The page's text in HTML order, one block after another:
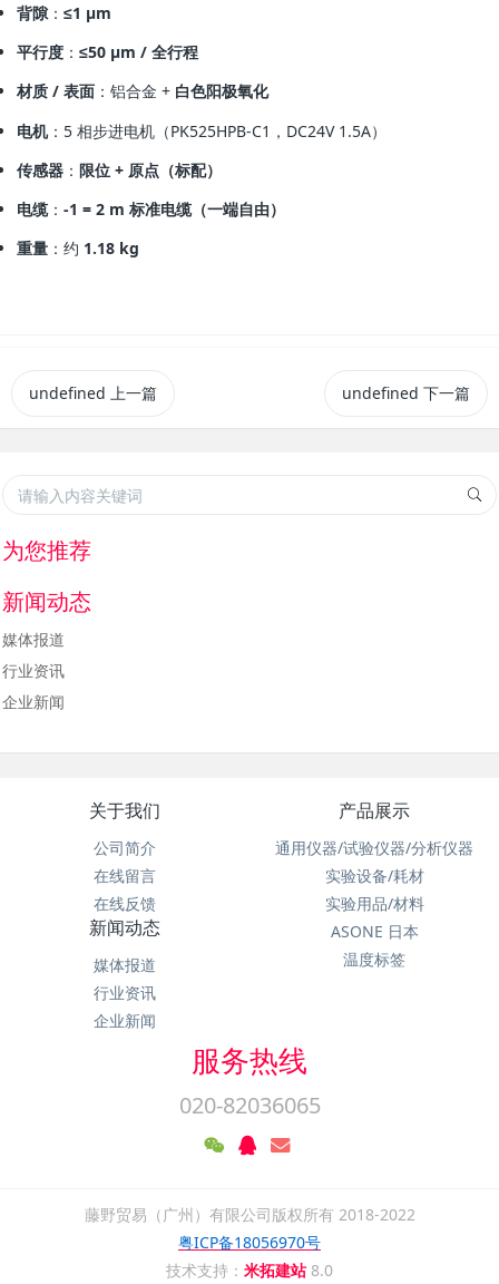
背隙： ≤1 μm
平行度 ： ≤50 μm / 全行程
材质 / 表面 ：铝合金 + 白色阳极氧化
电机：5 相步进电机（PK525HPB‑C1，DC24V 1.5A）
传感器 ： 限位 + 原点（标配）
电缆： ‑1 = 2 m 标准电缆（一端自由）
重量 ：约 1.18 kg
undefined 上一篇 undefined 下一篇
为您推荐
新闻动态
媒体报道
行业资讯
企业新闻
关于我们
公司简介
在线留言
在线反馈
产品展示
通用仪器/试验仪器/分析仪器
实验设备/耗材
实验用品/材料
ASONE 日本
温度标签
新闻动态
媒体报道
行业资讯
企业新闻
服务热线
020-82036065
藤野贸易（广州）有限公司版权所有 2018-2022
粤ICP备18056970号
技术支持： 米拓建站 8.0